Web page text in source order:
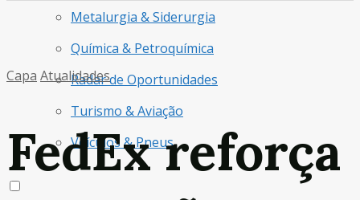
Metalurgia & Siderurgia
Química & Petroquímica
Radar de Oportunidades
Turismo & Aviação
Veículos & Pneus
Capa Atualidades
FedEx reforça